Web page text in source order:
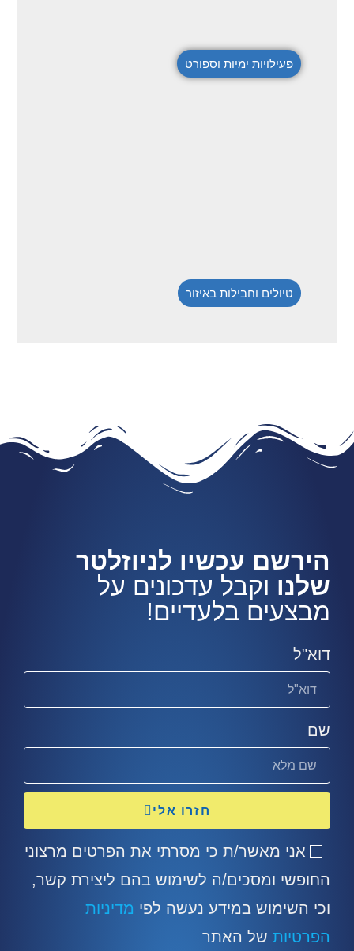
פעילויות ימיות וספורט
טיולים וחבילות באיזור
הירשם עכשיו לניוזלטר
שלנו וקבל עדכונים על
מבצעים בלעדיים!
אני מאשר/ת כי מסרתי את הפרטים מרצוני
החופשי ומסכים/ה לשימוש בהם ליצירת קשר,
וכי השימוש במידע נעשה לפי מדיניות
הפרטיות של האתר
דוא"ל
שם
חזרו אלי